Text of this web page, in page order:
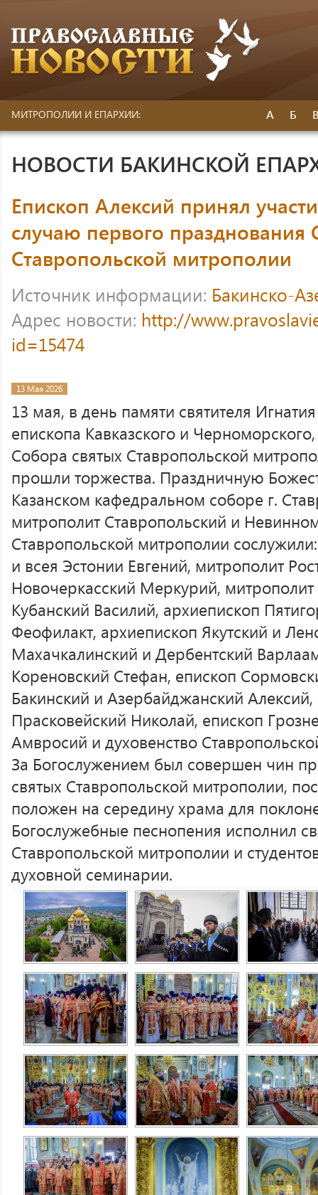
МИТРОПОЛИИ И ЕПАРХИИ: А Б
НОВОСТИ БАКИНСКОЙ
Епископ Алексий принял
случаю первого празднования
Ставропольской митрополии
Источник информации: Бакинско-
Адрес новости: http://
id=15474
13 Мая 2026
13 мая, в день памяти святителя
епископа Кавказского и
Собора святых Ставропольской
прошли торжества. Праздничную
Казанском кафедральном соборе г.
митрополит Ставропольский и
Ставропольской митрополии
и всея Эстонии Евгений, митрополит
Новочеркасский Меркурий,
Кубанский Василий, архиепископ
Феофилакт, архиепископ Якутский и
Махачкалинский и Дербентский
Кореновский Стефан, епископ
Бакинский и Азербайджанский
Прасковейский Николай, епископ
Амвросий и духовенство
За Богослужением был совершен чин
святых Ставропольской митрополии,
положен на середину храма для
Богослужебные песнопения исполнил
Ставропольской митрополии и
духовной семинарии.